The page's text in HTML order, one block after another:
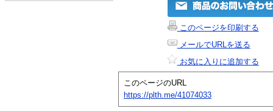
このページを印刷する
メールでURLを送る
お気に入りに追加する
このページのURL
https://plth.me/41074033